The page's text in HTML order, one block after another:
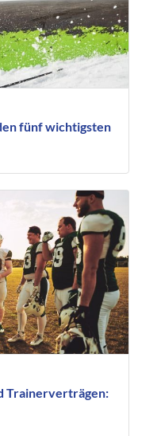
fünf wichtigsten
Trainerverträgen: